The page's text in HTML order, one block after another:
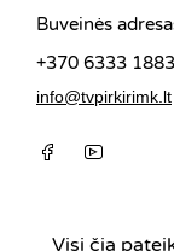
Buveinės
+370 6333 1883
info@tvpirkirimk.lt
Visi čia